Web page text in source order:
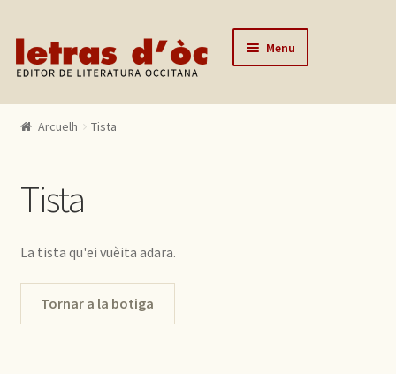
Skip to navigation
Skip to content Menu
Catalògue
Actualitats
Lo editor
Contactar
Arcuelh Tista
Tista
La tista qu'ei vuèita adara.
Tornar a la botiga